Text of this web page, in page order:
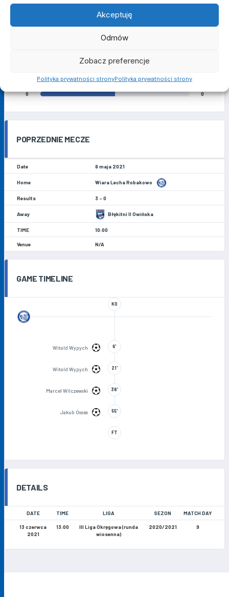
Akceptuję
Odmów
Zobacz preferencje
Polityka prywatności stronyPolityka prywatności strony
0 0
RZUTY KARNE
0 0
POPRZEDNIE MECZE
8 maja 2021
Wiara Lecha Robakowo
3 - 0
Błękitni II Owińska
10:00
N/A
GAME TIMELINE
KO
Witold Wypych 6'
Witold Wypych 21'
Marcel Wilczewski 38'
Jakub Osses 55'
FT
DETAILS
DATE TIME LIGA SEZON MATCH DAY
13 czerwca
2021
13:00
III Liga Okręgowa (runda
wiosenna)
2020/2021 9